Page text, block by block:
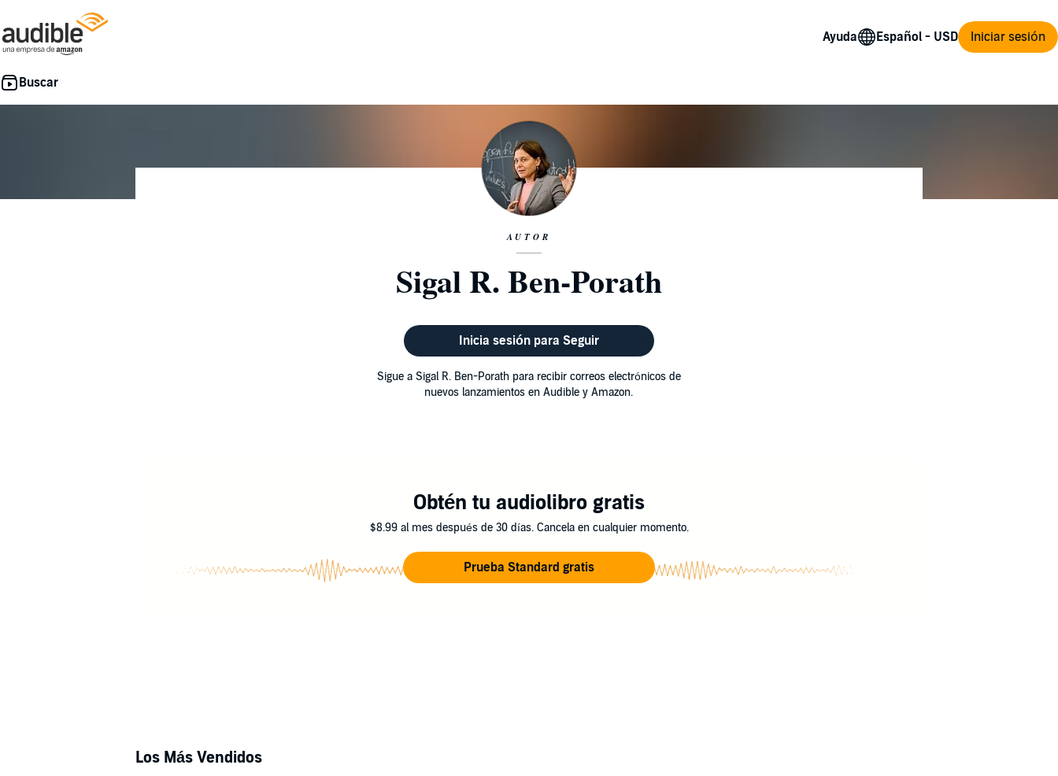
Ayuda Iniciar sesión
AUTOR
Sigal R. Ben-Porath
Inicia sesión para Seguir
Sigue a Sigal R. Ben-Porath para recibir correos electrónicos de
nuevos lanzamientos en Audible y Amazon.
Obtén tu audiolibro gratis
$8.99 al mes después de 30 días. Cancela en cualquier momento.
Prueba Standard gratis
Los Más Vendidos